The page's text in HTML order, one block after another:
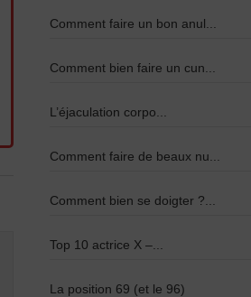
Comment faire un bon anul...
Comment bien faire un cun...
L’éjaculation corpo...
Comment faire de beaux nu...
Comment bien se doigter ?...
Top 10 actrice X –...
La position 69 (et le 96)